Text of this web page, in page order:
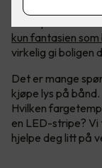
LED-belysning
kun fantasien
virkelig gi boligen
Det er mange
kjøpe lys på
Hvilken
en LED-stripe? Vi
hjelpe deg litt på